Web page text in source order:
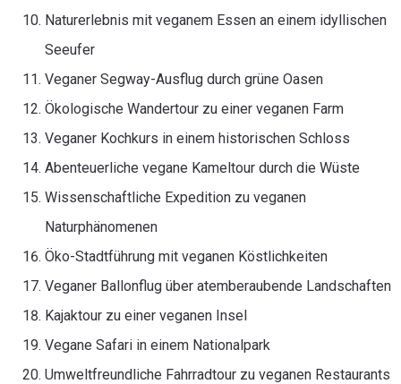
Naturerlebnis mit veganem Essen an einem idyllischen
Seeufer
Veganer Segway-Ausflug durch grüne Oasen
Ökologische Wandertour zu einer veganen Farm
Veganer Kochkurs in einem historischen Schloss
Abenteuerliche vegane Kameltour durch die Wüste
Wissenschaftliche Expedition zu veganen
Naturphänomenen
Öko-Stadtführung mit veganen Köstlichkeiten
Veganer Ballonflug über atemberaubende Landschaften
Kajaktour zu einer veganen Insel
Vegane Safari in einem Nationalpark
Umweltfreundliche Fahrradtour zu veganen Restaurants